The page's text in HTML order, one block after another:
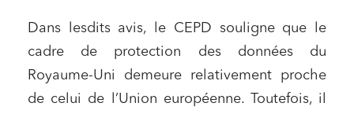
Dans lesdits avis, le CEPD souligne que le
cadre de protection des données du
Royaume-Uni demeure relativement proche
de celui de l’Union européenne. Toutefois, il